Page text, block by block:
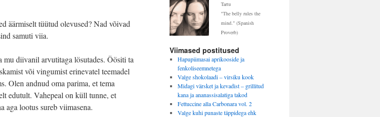
äärmiselt tüütud olevused? Nad võivad
samuti viia.
diivanil arvutitaga lösutades. Öösiti ta
või vingumist erinevatel teemadel
Olen andnud oma parima, et tema
edutult. Vahepeal on küll tunne, et
aga lootus sureb viimasena.
Tartu
"The belly rules the
mind." (Spanish
Proverb)
Viimased postitused
Hapupiimasai aprikooside ja
fenkoliseemnetega
Valge shokolaadi – virsiku kook
Midagi värsket ja kevadist – grillitud
kana ja ananassisalatiga takod
Fettuccine alla Carbonara vol. 2
Valge kuhi punaste täppidega ehk